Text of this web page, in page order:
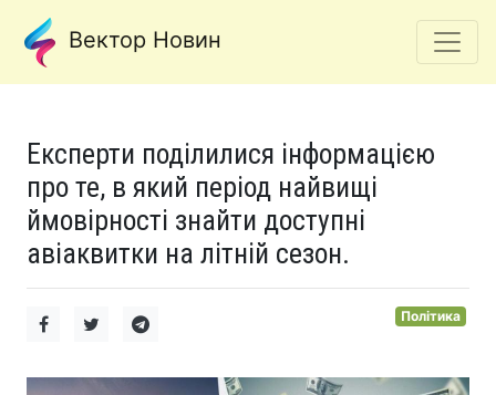
Вектор Новин
Експерти поділилися інформацією
про те, в який період найвищі
ймовірності знайти доступні
авіаквитки на літній сезон.
Політика